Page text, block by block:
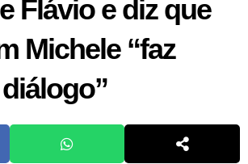
Flávio e diz que
Michele “faz